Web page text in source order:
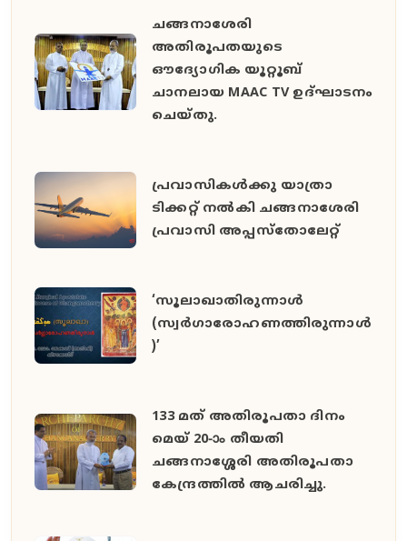
ചങ്ങനാശേരി
അതിരൂപതയുടെ
ഔദ്യോഗിക യൂറ്റൂബ്
ചാനലായ MAAC TV ഉദ്ഘാടനം
ചെയ്തു.
പ്രവാസികൾക്കു യാത്രാ
ടിക്കറ്റ് നൽകി ചങ്ങനാശേരി
പ്രവാസി അപ്പസ്തോലേറ്റ്
‘സൂലാഖാതിരുന്നാൾ
(സ്വർഗാരോഹണത്തിരുന്നാൾ
)’
133 മത് അതിരൂപതാ ദിനം
മെയ് 20-ാം തീയതി
ചങ്ങനാശ്ശേരി അതിരൂപതാ
കേന്ദ്രത്തിൽ ആചരിച്ചു.